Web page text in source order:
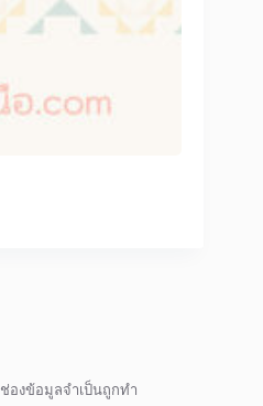
ช่องข้อมูลจำเป็นถูกทำ